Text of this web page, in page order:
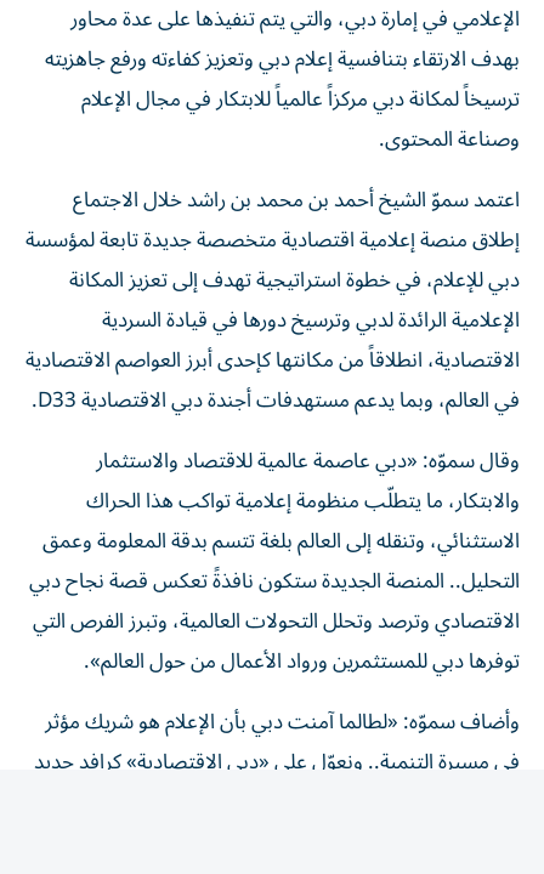
بهدف الارتقاء بتنافسية إعلام دبي وتعزيز كفاءته ورفع جاهزيته
ترسيخاً لمكانة دبي مركزاً عالمياً للابتكار في مجال الإعلام
وصناعة المحتوى.
اعتمد سموّ الشيخ أحمد بن محمد بن راشد خلال الاجتماع
إطلاق منصة إعلامية اقتصادية متخصصة جديدة تابعة لمؤسسة
دبي للإعلام، في خطوة استراتيجية تهدف إلى تعزيز المكانة
الإعلامية الرائدة لدبي وترسيخ دورها في قيادة السردية
الاقتصادية، انطلاقاً من مكانتها كإحدى أبرز العواصم الاقتصادية
في العالم، وبما يدعم مستهدفات أجندة دبي الاقتصادية D33.
والابتكار، ما يتطلّب منظومة إعلامية تواكب هذا الحراك
الاستثنائي، وتنقله إلى العالم بلغة تتسم بدقة المعلومة وعمق
التحليل.. المنصة الجديدة ستكون نافذةً تعكس قصة نجاح دبي
الاقتصادي وترصد وتحلل التحولات العالمية، وتبرز الفرص التي
توفرها دبي للمستثمرين ورواد الأعمال من حول العالم».
وأضاف سموّه: «لطالما آمنت دبي بأن الإعلام هو شريك مؤثر
في مسيرة التنمية.. ونعوّل على «دبي الاقتصادية» كرافد جديد
يسهم في ترسيخ المكانة الرائدة للإمارة على خارطة الاقتصاد